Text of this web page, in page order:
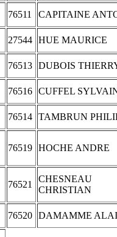
76511
CAPITAINE
27544 HUE MAURICE
76513 DUBOIS
76516 CUFFEL
76514 TAMBRUN
76519 HOCHE ANDRE
76521
CHESNEAU
CHRISTIAN
76520 DAMAMME